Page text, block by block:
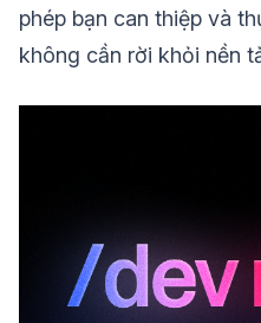
phép bạn can thiệp và
không cần rời khỏi nền